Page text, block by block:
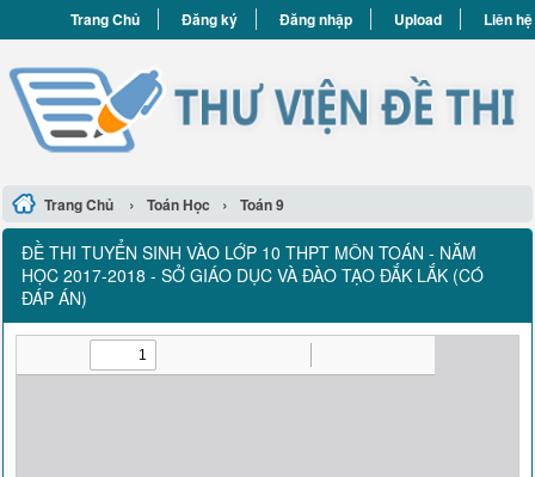
Trang Chủ Đăng ký Đăng nhập Upload Liên hệ
Trang Chủ › Toán Học › Toán 9
ĐỀ THI TUYỂN SINH VÀO LỚP 10 THPT MÔN TOÁN - NĂM
HỌC 2017-2018 - SỞ GIÁO DỤC VÀ ĐÀO TẠO ĐẮK LẮK (CÓ
ĐÁP ÁN)